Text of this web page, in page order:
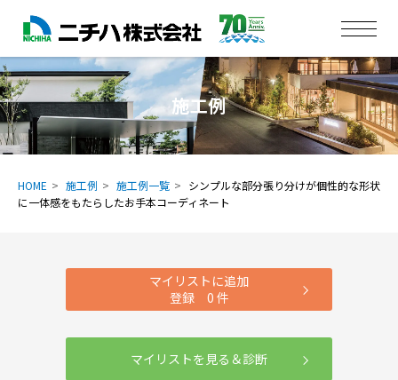
施工例
HOME 施工例 施工例一覧
シンプルな部分張り分けが個性的な形状
に一体感をもたらしたお手本コーディネート
マイリストに追加
登録 0 件
マイリストを見る＆診断